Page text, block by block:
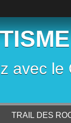
avec le
TRAIL DES